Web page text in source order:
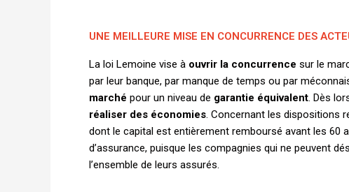
UNE MEILLEURE MISE EN CONCURRENCE DES
La loi Lemoine vise à ouvrir la concurrence sur le
par leur banque, par manque de temps ou par
marché pour un niveau de garantie équivalent. Dès
réaliser des économies. Concernant les dispositions
dont le capital est entièrement remboursé avant les 60
d’assurance, puisque les compagnies qui ne peuvent
l’ensemble de leurs assurés.